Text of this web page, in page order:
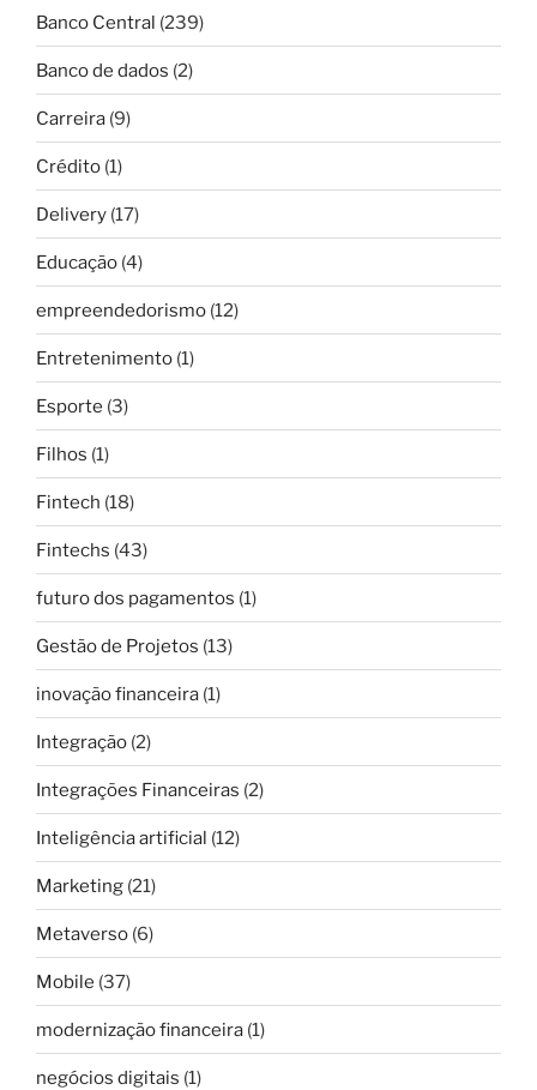
Banco Central (239)
Banco de dados (2)
Carreira (9)
Crédito (1)
Delivery (17)
Educação (4)
empreendedorismo (12)
Entretenimento (1)
Esporte (3)
Filhos (1)
Fintech (18)
Fintechs (43)
futuro dos pagamentos (1)
Gestão de Projetos (13)
inovação financeira (1)
Integração (2)
Integrações Financeiras (2)
Inteligência artificial (12)
Marketing (21)
Metaverso (6)
Mobile (37)
modernização financeira (1)
negócios digitais (1)